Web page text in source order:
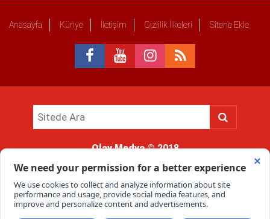
Anasayfa Künye İletişim Gizlilik İlkeleri Sitene Ekle
Olay Medya© 2018
kullanımı hukuki yaptırıma tabidir.